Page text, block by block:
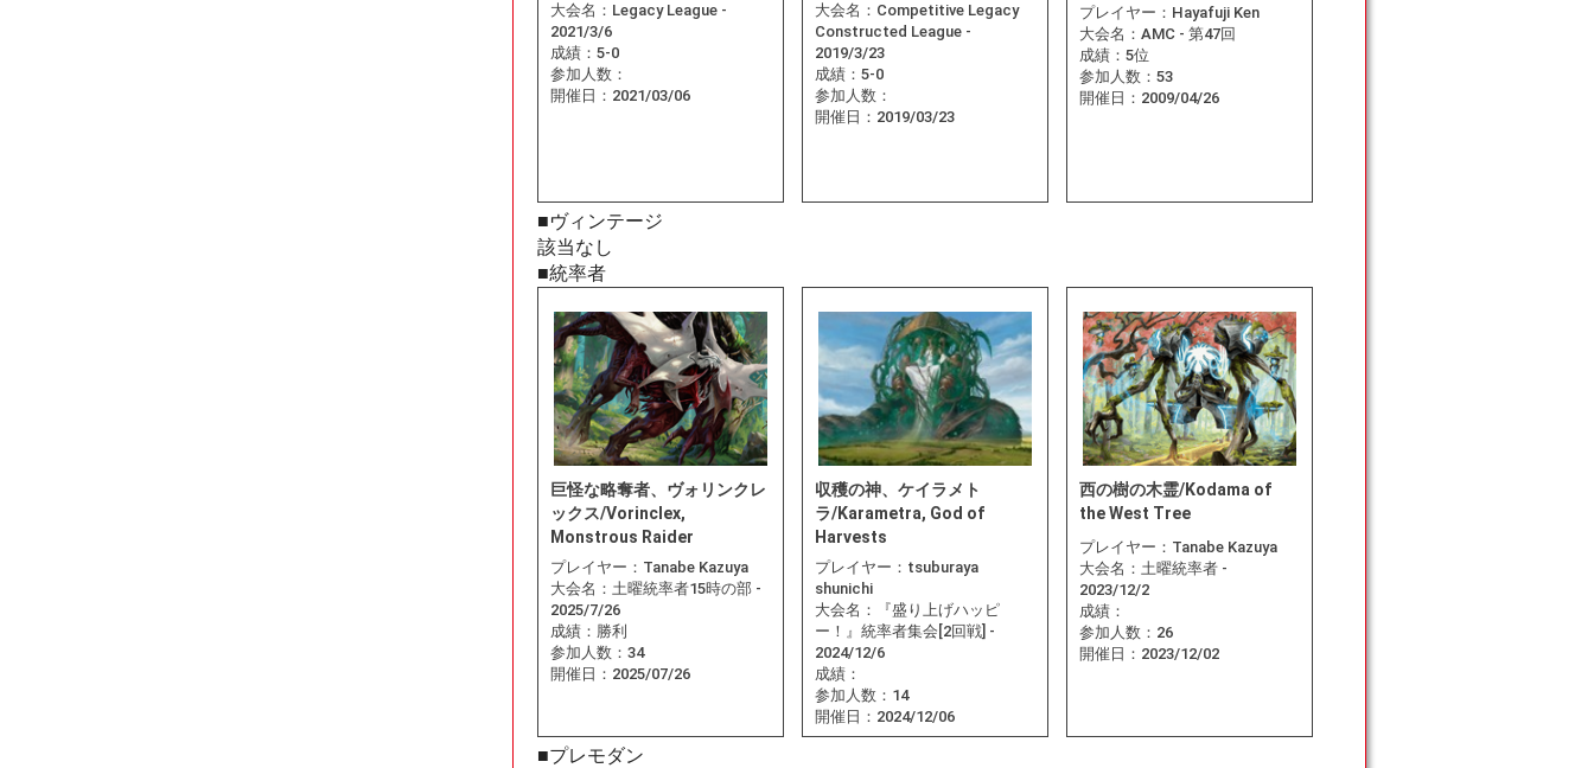
大会名： Legacy League -
2021/3/6
成績： 5-0
参加人数：
開催日： 2021/03/06
大会名： Competitive Legacy
Constructed League -
2019/3/23
成績： 5-0
参加人数：
開催日： 2019/03/23
プレイヤー： Hayafuji Ken
大会名： AMC - 第47回
成績： 5位
参加人数： 53
開催日： 2009/04/26
■ヴィンテージ
該当なし
■統率者
巨怪な略奪者、ヴォリンクレ
ックス/Vorinclex,
Monstrous Raider
プレイヤー： Tanabe Kazuya
大会名： 土曜統率者15時の部 -
2025/7/26
成績： 勝利
参加人数： 34
開催日： 2025/07/26
収穫の神、ケイラメト
ラ/Karametra, God of
Harvests
プレイヤー： tsuburaya
shunichi
大会名：
『盛り上げハッピ
ー！』統率者集会[2回戦] -
2024/12/6
成績：
参加人数： 14
開催日： 2024/12/06
西の樹の木霊/Kodama of
the West Tree
プレイヤー： Tanabe Kazuya
大会名： 土曜統率者 -
2023/12/2
成績：
参加人数： 26
開催日： 2023/12/02
■プレモダン